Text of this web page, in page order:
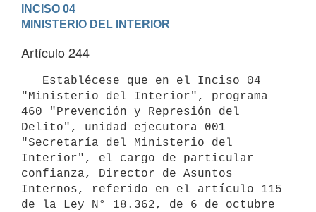
INCISO 04
MINISTERIO DEL INTERIOR
Artículo 244
"Ministerio del Interior", programa
460 "Prevención y Represión del
Delito", unidad ejecutora 001
"Secretaría del Ministerio del
Interior", el cargo de particular
confianza, Director de Asuntos
Internos, referido en el artículo 115
de la Ley N° 18.362, de 6 de octubre